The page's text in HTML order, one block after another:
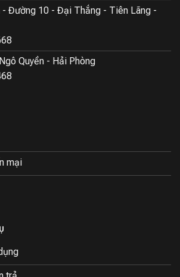
- Đường 10 - Đại Thắng - Tiên Lãng -
Quyền - Hải Phòng
mại